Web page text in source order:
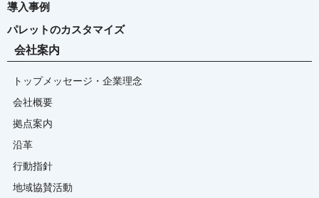
導入事例
パレットのカスタマイズ
会社案内
トップメッセージ・企業理念
会社概要
拠点案内
沿革
行動指針
地域協賛活動